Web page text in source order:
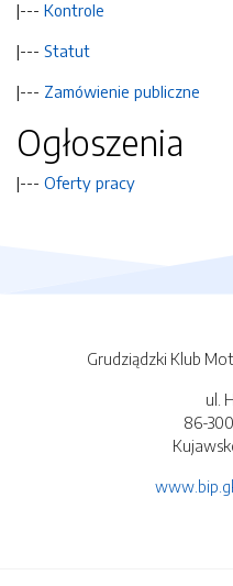
|--- Kontrole
|--- Statut
|--- Zamówienie publiczne
Ogłoszenia
|--- Oferty pracy
Grudziądzki Klub
ul.
86-